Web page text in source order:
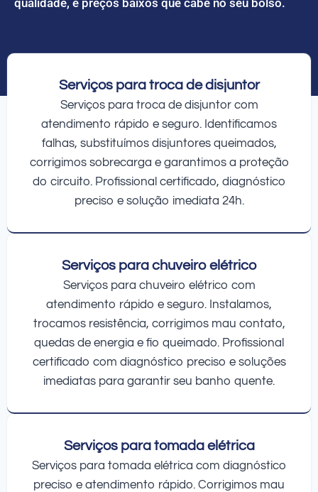
Serviços para troca de disjuntor
Serviços para troca de disjuntor com
atendimento rápido e seguro. Identificamos
falhas, substituímos disjuntores queimados,
corrigimos sobrecarga e garantimos a proteção
do circuito. Profissional certificado, diagnóstico
preciso e solução imediata 24h.
Serviços para chuveiro elétrico
Serviços para chuveiro elétrico com
atendimento rápido e seguro. Instalamos,
trocamos resistência, corrigimos mau contato,
quedas de energia e fio queimado. Profissional
certificado com diagnóstico preciso e soluções
imediatas para garantir seu banho quente.
Serviços para tomada elétrica
Serviços para tomada elétrica com diagnóstico
preciso e atendimento rápido. Corrigimos mau